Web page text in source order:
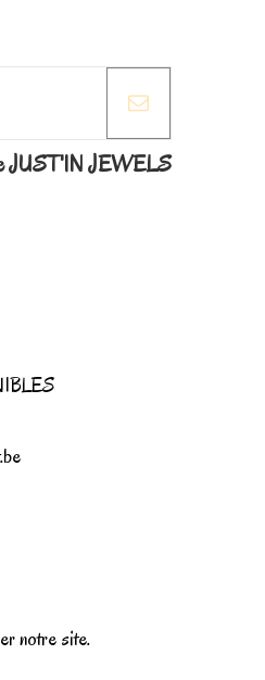
JUST'IN JEWELS
notre site.